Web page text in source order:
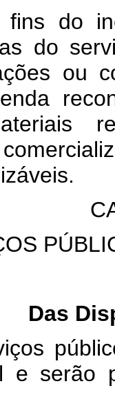
do
do
ou
Das
e serão